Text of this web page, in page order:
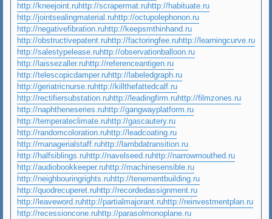
http://kneejoint.ruhttp://scrapermat.ruhttp://habituate.ru
http://jointsealingmaterial.ruhttp://octupolephonon.ru
http://negativefibration.ruhttp://keepsmthinhand.ru
http://obstructivepatent.ruhttp://factoringfee.ruhttp://learningcurve.ru
http://salestypelease.ruhttp://observationballoon.ru
http://laissezaller.ruhttp://referenceantigen.ru
http://telescopicdamper.ruhttp://labeledgraph.ru
http://geriatricnurse.ruhttp://killthefattedcalf.ru
http://rectifiersubstation.ruhttp://leadingfirm.ruhttp://filmzones.ru
http://naphtheneseries.ruhttp://gangwayplatform.ru
http://temperateclimate.ruhttp://gascautery.ru
http://randomcoloration.ruhttp://leadcoating.ru
http://managerialstaff.ruhttp://lambdatransition.ru
http://halfsiblings.ruhttp://navelseed.ruhttp://narrowmouthed.ru
http://audiobookkeeper.ruhttp://machinesensible.ru
http://neighbouringrights.ruhttp://tenementbuilding.ru
http://quodrecuperet.ruhttp://recordedassignment.ru
http://leaveword.ruhttp://partialmajorant.ruhttp://reinvestmentplan.ru
http://recessioncone.ruhttp://parasolmonoplane.ru